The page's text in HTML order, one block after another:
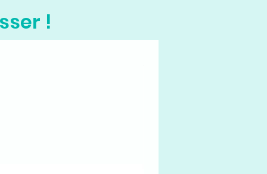
!